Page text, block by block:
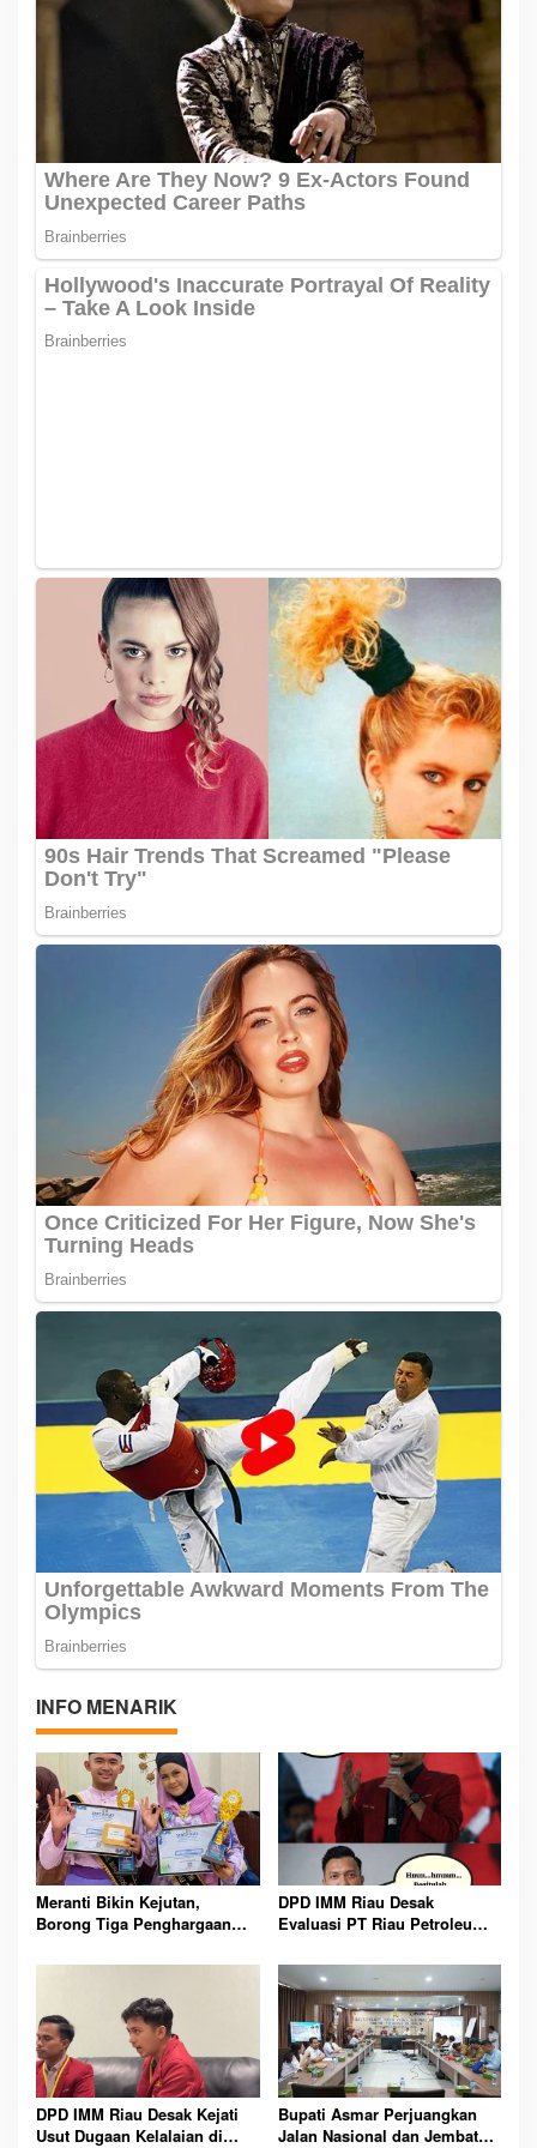
INFO MENARIK
Meranti Bikin Kejutan,
Borong Tiga Penghargaan
DPD IMM Riau Desak
Evaluasi PT Riau Petroleum
dan Kinerja Direksi
DPD IMM Riau Desak Kejati
Usut Dugaan Kelalaian di
Bupati Asmar Perjuangkan
Jalan Nasional dan Jembatan